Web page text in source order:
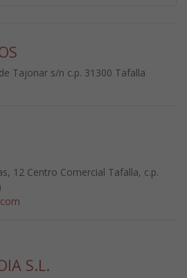
Tajonar s/n c.p. 31300 Tafalla
12 Centro Comercial Tafalla, c.p.
S.L.